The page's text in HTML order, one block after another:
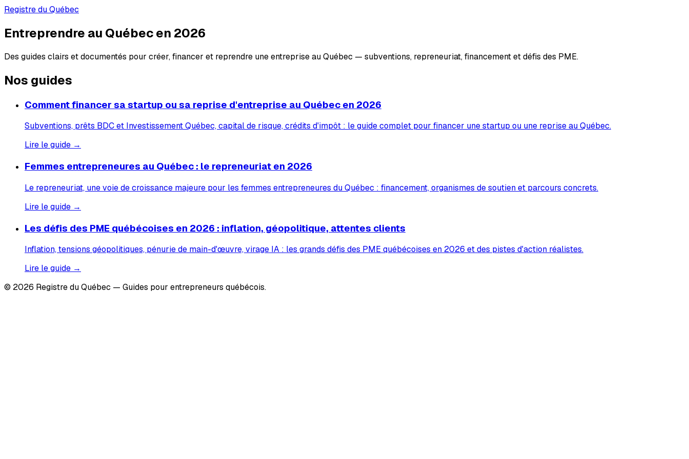
Registre du Québec
Entreprendre au Québec en 2026
Des guides clairs et documentés pour créer, financer et reprendre une entreprise au Québec — subventions, repreneuriat, financement et défis des PME.
Nos guides
Comment financer sa startup ou sa reprise d'entreprise au Québec en 2026
Subventions, prêts BDC et Investissement Québec, capital de risque, crédits d'impôt : le guide complet pour financer une startup ou une reprise au Québec.
Lire le guide →
Femmes entrepreneures au Québec : le repreneuriat en 2026
Le repreneuriat, une voie de croissance majeure pour les femmes entrepreneures du Québec : financement, organismes de soutien et parcours concrets.
Lire le guide →
Les défis des PME québécoises en 2026 : inflation, géopolitique, attentes clients
Inflation, tensions géopolitiques, pénurie de main-d'œuvre, virage IA : les grands défis des PME québécoises en 2026 et des pistes d'action réalistes.
Lire le guide →
© 2026 Registre du Québec — Guides pour entrepreneurs québécois.